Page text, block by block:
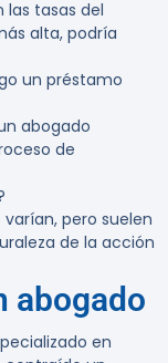
las tasas del
alta, podría
un préstamo
abogado
de
pero suelen
de la acción
abogado
en